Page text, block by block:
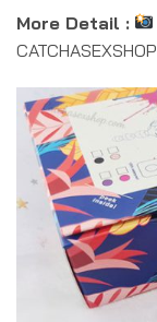
More Detail :
CATCHASEXSHOP